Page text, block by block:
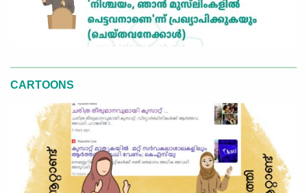
CARTOONS